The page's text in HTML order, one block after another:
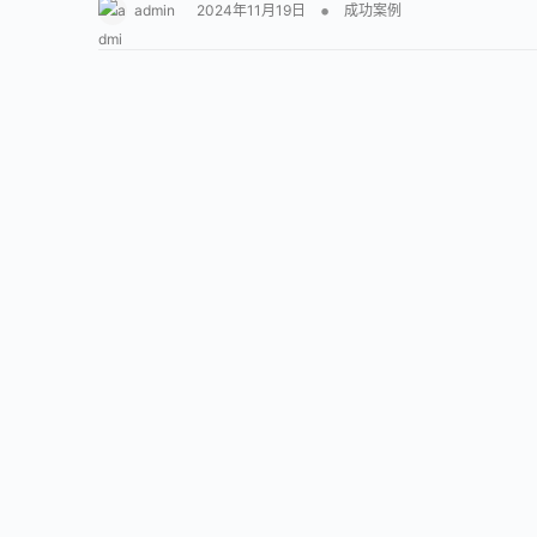
admin 2024年11月19日 • 成功案例